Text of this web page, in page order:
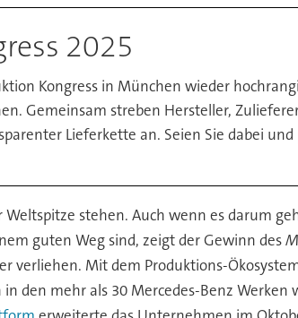
2025
Kongress in München wieder
Gemeinsam streben Hersteller,
Lieferkette an. Seien Sie dabei
stehen. Auch wenn es darum
guten Weg sind, zeigt der Gewinn des
verliehen. Mit dem Produktions-
den mehr als 30 Mercedes-Benz